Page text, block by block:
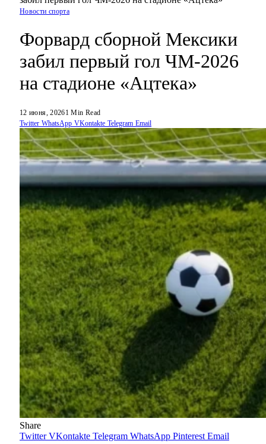
Новости спорта
Форвард сборной Мексики
забил первый гол ЧМ-2026
на стадионе «Ацтека»
12 июня, 20261 Min Read
Twitter WhatsApp VKontakte Telegram Email
Share
Twitter VKontakte Telegram WhatsApp Pinterest Email